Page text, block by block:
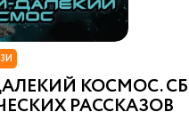
КОСМОС.
РАССКАЗОВ